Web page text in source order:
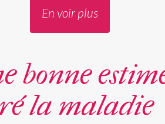
En voir plus
bonne
la maladie